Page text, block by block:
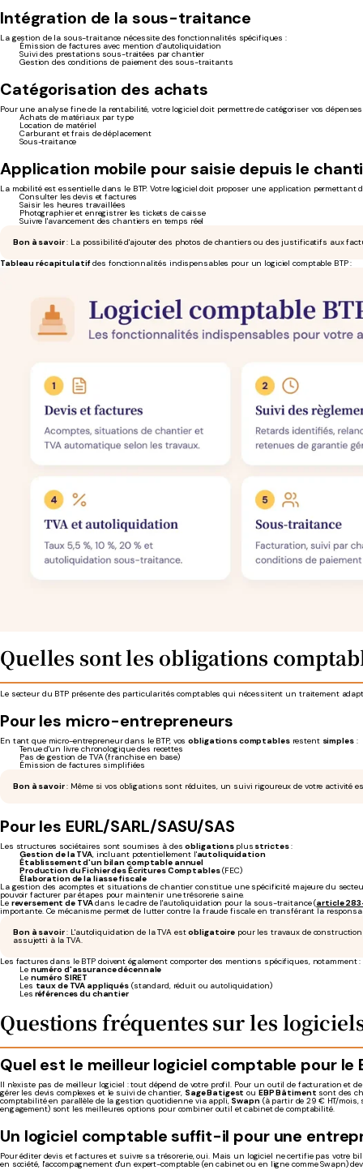
Intégration de la sous-traitance
La gestion de la sous-traitance nécessite des fonctionnalités spécifiques :
Émission de factures avec mention d'autoliquidation
Suivi des prestations sous-traitées par chantier
Gestion des conditions de paiement des sous-traitants
Catégorisation des achats
Pour une analyse fine de la rentabilité, votre logiciel doit permettre de catégoriser vos dépenses
Achats de matériaux par type
Location de matériel
Carburant et frais de déplacement
Sous-traitance
Application mobile pour saisie depuis le
La mobilité est essentielle dans le BTP. Votre logiciel doit proposer une application permettant
Consulter les devis et factures
Saisir les heures travaillées
Photographier et enregistrer les tickets de caisse
Suivre l'avancement des chantiers en temps réel
Bon à savoir: La possibilité d'ajouter des photos de chantiers ou des justificatifs aux
Tableau récapitulatifdes fonctionnalités indispensables pour un logiciel comptable BTP :
Quelles sont les obligations
Le secteur du BTP présente des particularités comptables qui nécessitent un traitement
Pour les micro-entrepreneurs
En tant que micro-entrepreneur dans le BTP, vosobligations comptablesrestent simples:
Tenue d'un livre chronologique des recettes
Pas de gestion de TVA (franchise en base)
Émission de factures simplifiées
Bon à savoir: Même si vos obligations sont réduites, un suivi rigoureux de votre activité
Pour les EURL/SARL/SASU/SAS
Les structures sociétaires sont soumises à desobligations plus strictes:
Gestion de la TVA, incluant potentiellement l'autoliquidation
Établissement d'un bilan comptable annuel
Production du Fichier des Écritures Comptables(FEC)
Élaboration de la liasse fiscale
La gestion des acomptes et situations de chantier constitue une spécificité majeure du
pouvoir facturer par étapes pour maintenir une trésorerie saine.
Le reversement de TVAdans le cadre de l'autoliquidation pour la sous-traitance (article
importante. Ce mécanisme permet de lutter contre la fraude fiscale en transférant la
Bon à savoir: L'autoliquidation de la TVA estobligatoire pour les travaux de
assujetti à la TVA.
Les factures dans le BTP doivent également comporter des mentions spécifiques, notamment :
Le numéro d'assurance décennale
Le numéro SIRET
Les taux de TVA appliqués (standard, réduit ou autoliquidation)
Les références du chantier
Questions fréquentes sur les
Quel est le meilleur logiciel comptable pour le
Il n'existe pas de meilleur logiciel : tout dépend de votre profil. Pour un outil de facturation et
gérer les devis complexes et le suivi de chantier, Sage Batigest ou EBP Bâtiment sont des
comptabilité en parallèle de la gestion quotidienne via appli, Swapn(à partir de 29 € HT/mois,
engagement) sont les meilleures options pour combiner outil et cabinet de comptabilité.
Un logiciel comptable suffit-il pour une
Pour éditer devis et factures et suivre sa trésorerie, oui. Mais un logiciel ne certifie pas votre
en société, l'accompagnement d'un expert-comptable (en cabinet ou en ligne comme Swapn)